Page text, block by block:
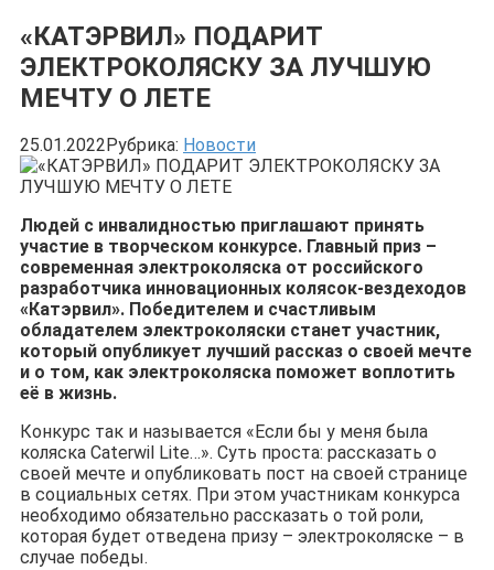
«КАТЭРВИЛ» ПОДАРИТ
ЭЛЕКТРОКОЛЯСКУ ЗА ЛУЧШУЮ
МЕЧТУ О ЛЕТЕ
25.01.2022 Рубрика: Новости
Людей с инвалидностью приглашают принять
участие в творческом конкурсе. Главный приз –
современная электроколяска от российского
разработчика инновационных колясок-вездеходов
«Катэрвил». Победителем и счастливым
обладателем электроколяски станет участник,
который опубликует лучший рассказ о своей мечте
и о том, как электроколяска поможет воплотить
её в жизнь.
Конкурс так и называется «Если бы у меня была
коляска Caterwil Lite…». Суть проста: рассказать о
своей мечте и опубликовать пост на своей странице
в социальных сетях. При этом участникам конкурса
необходимо обязательно рассказать о той роли,
которая будет отведена призу – электроколяске – в
случае победы.